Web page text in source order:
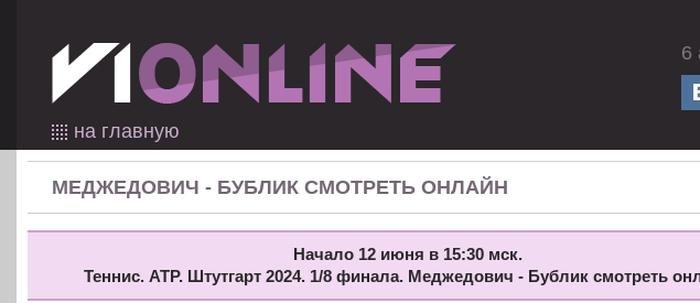
на главную
6
МЕДЖЕДОВИЧ - БУБЛИК СМОТРЕТЬ ОНЛАЙН
Начало 12 июня в 15:30 мск.
Теннис. ATP. Штутгарт 2024. 1/8 финала. Меджедович - Бублик смотреть